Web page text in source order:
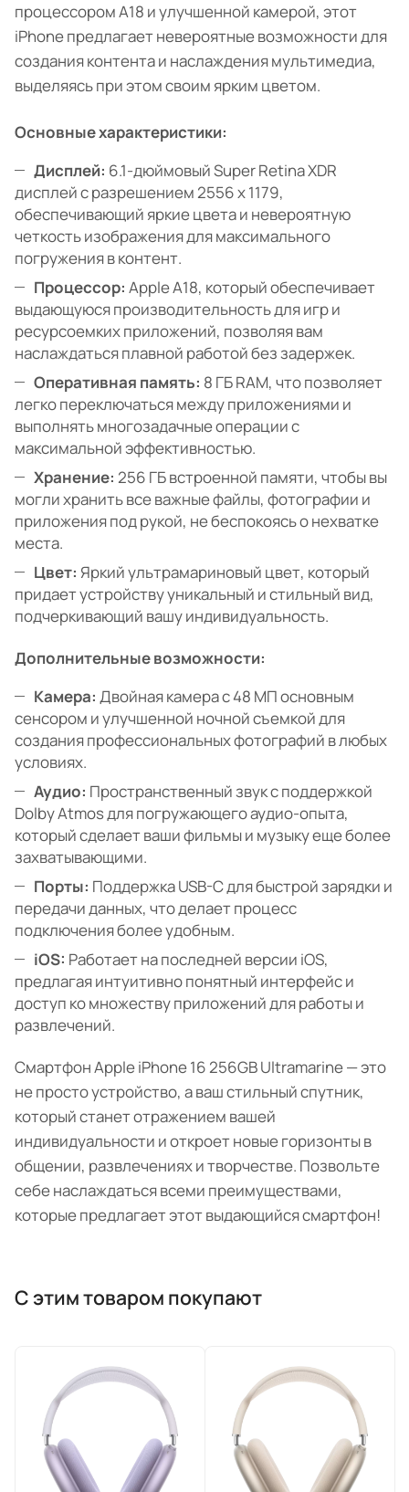
процессором A18 и улучшенной камерой, этот
iPhone предлагает невероятные возможности для
создания контента и наслаждения мультимедиа,
выделяясь при этом своим ярким цветом.
Основные характеристики:
Дисплей: 6.1-дюймовый Super Retina XDR
дисплей с разрешением 2556 x 1179,
обеспечивающий яркие цвета и невероятную
четкость изображения для максимального
погружения в контент.
Процессор: Apple A18, который обеспечивает
выдающуюся производительность для игр и
ресурсоемких приложений, позволяя вам
наслаждаться плавной работой без задержек.
Оперативная память: 8 ГБ RAM, что позволяет
легко переключаться между приложениями и
выполнять многозадачные операции с
максимальной эффективностью.
Хранение: 256 ГБ встроенной памяти, чтобы вы
могли хранить все важные файлы, фотографии и
приложения под рукой, не беспокоясь о нехватке
места.
Цвет: Яркий ультрамариновый цвет, который
придает устройству уникальный и стильный вид,
подчеркивающий вашу индивидуальность.
Дополнительные возможности:
Камера: Двойная камера с 48 МП основным
сенсором и улучшенной ночной съемкой для
создания профессиональных фотографий в любых
условиях.
Аудио: Пространственный звук с поддержкой
Dolby Atmos для погружающего аудио-опыта,
который сделает ваши фильмы и музыку еще более
захватывающими.
Порты: Поддержка USB-C для быстрой зарядки и
передачи данных, что делает процесс
подключения более удобным.
iOS: Работает на последней версии iOS,
предлагая интуитивно понятный интерфейс и
доступ ко множеству приложений для работы и
развлечений.
Смартфон Apple iPhone 16 256GB Ultramarine — это
не просто устройство, а ваш стильный спутник,
который станет отражением вашей
индивидуальности и откроет новые горизонты в
общении, развлечениях и творчестве. Позвольте
себе наслаждаться всеми преимуществами,
которые предлагает этот выдающийся смартфон!
С этим товаром покупают